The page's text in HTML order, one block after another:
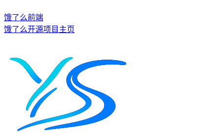
饿了么前端
饿了么开源项目主页